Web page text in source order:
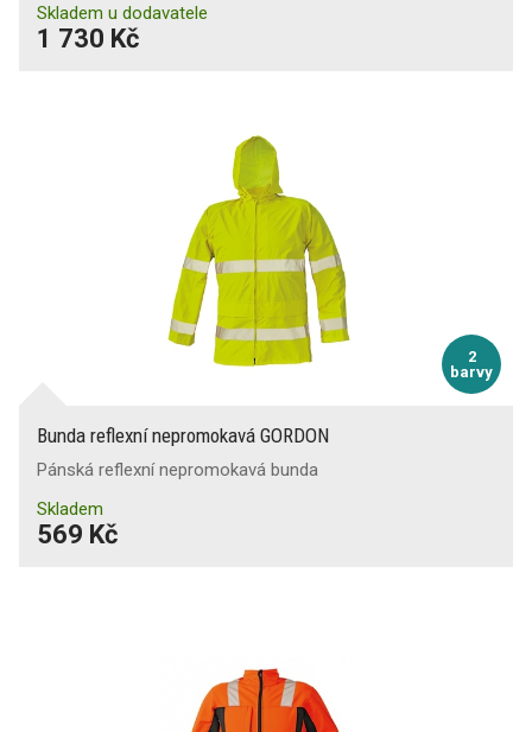
Skladem u dodavatele
1 730 Kč
2
barvy
Bunda reflexní nepromokavá GORDON
Pánská reflexní nepromokavá bunda
Skladem
569 Kč